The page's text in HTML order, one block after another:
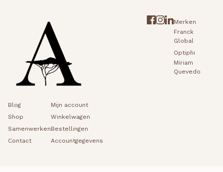
Merken
Franck
Global
Optiphi
Miriam
Quevedo
Blog
Shop
Samenwerken
Contact
Mijn account
Winkelwagen
Bestellingen
Accountgegevens